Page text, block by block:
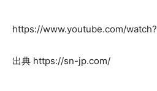
https://www.youtube.com/
出典 https://sn-jp.com/